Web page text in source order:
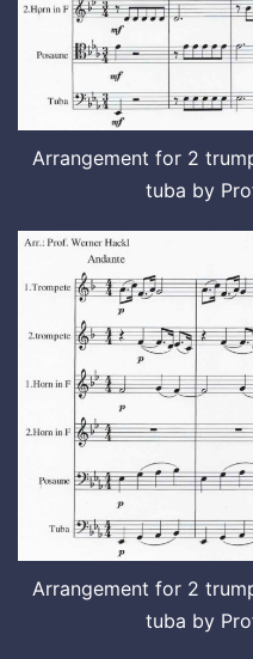
Arrangement for 2
tuba by
Arrangement for 2
tuba by